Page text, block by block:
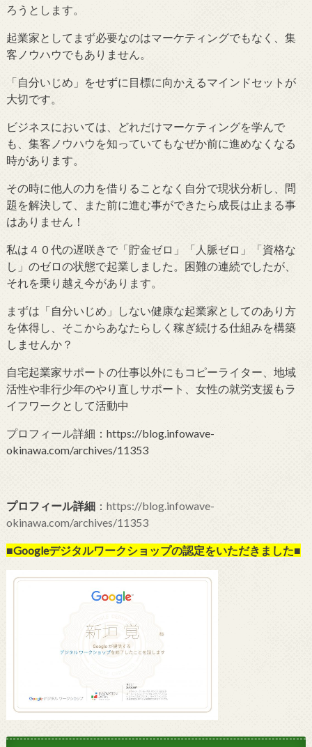
ろうとします。
起業家としてまず必要なのはマーケティングでもなく、集
客ノウハウでもありません。
「自分いじめ」をせずに目標に向かえるマインドセットが
大切です。
ビジネスにおいては、どれだけマーケティングを学んで
も、集客ノウハウを知っていてもなぜか前に進めなくなる
時があります。
その時に他人の力を借りることなく自分で現状分析し、問
題を解決して、また前に進む事ができたら成長は止まる事
はありません！
私は４０代の遅咲きで「貯金ゼロ」「人脈ゼロ」「資格な
し」のゼロの状態で起業しました。困難の連続でしたが、
それを乗り越え今があります。
まずは「自分いじめ」しない健康な起業家としてのあり方
を体得し、そこからあなたらしく稼ぎ続ける仕組みを構築
しませんか？
自宅起業家サポートの仕事以外にもコピーライター、地域
活性や非行少年のやり直しサポート、女性の就労支援もラ
イフワークとして活動中
プロフィール詳細：https://blog.infowave-
okinawa.com/archives/11353
プロフィール詳細： https://blog.infowave-
okinawa.com/archives/11353
■Googleデジタルワークショップの認定をいただきました■